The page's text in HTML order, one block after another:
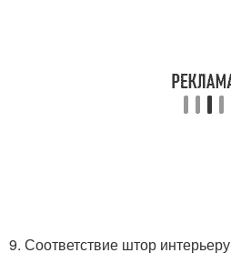
9. Соответствие штор интерьеру